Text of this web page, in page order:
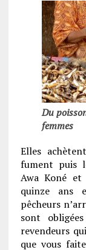
Du
femmes
Elles
fument puis
Awa Koné
quinze ans
pêcheurs
sont
revendeurs
que vous